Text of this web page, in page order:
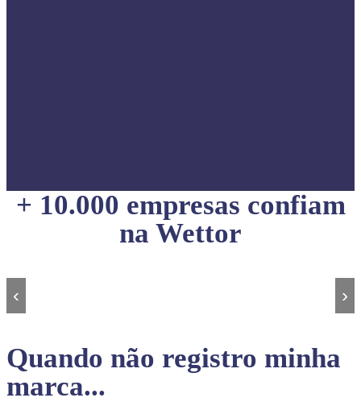
+ 10.000 empresas confiam
na Wettor
‹ ›
Quando não registro minha
marca...